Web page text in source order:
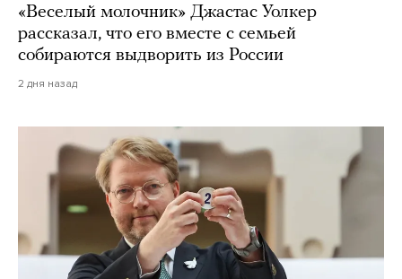
«Веселый молочник» Джастас Уолкер
рассказал, что его вместе с семьей
собираются выдворить из России
2 дня назад